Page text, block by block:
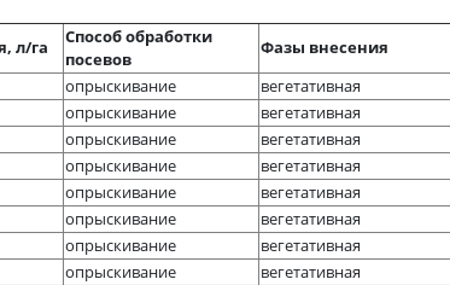
л/га
Способ обработки
посевов
Фазы внесения
опрыскивание
вегетативная
опрыскивание
вегетативная
опрыскивание
вегетативная
опрыскивание
вегетативная
опрыскивание
вегетативная
опрыскивание
вегетативная
опрыскивание
вегетативная
опрыскивание
вегетативная